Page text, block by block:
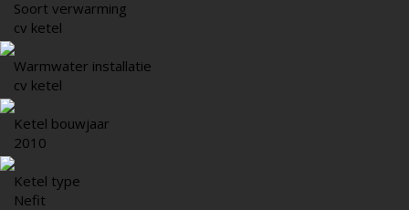
Soort verwarming
cv ketel
Warmwater installatie
cv ketel
Ketel bouwjaar
2010
Ketel type
Nefit